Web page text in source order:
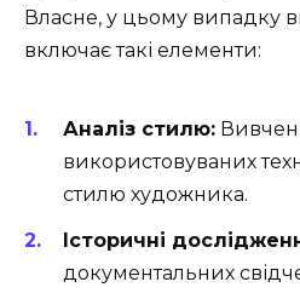
Власне, у цьому випадку
включає такі елементи:
Аналіз стилю:
використовуваних
стилю художника.
Історичні
документальних